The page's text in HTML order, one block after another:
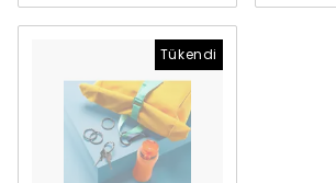
Tükendi